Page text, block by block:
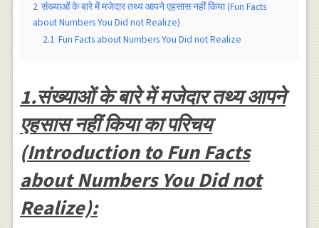
2 संख्याओं के बारे में मजेदार तथ्य आपने एहसास नहीं किया (Fun Facts
about Numbers You Did not Realize)
2.1 Fun Facts about Numbers You Did not Realize
1.संख्याओं के बारे में मजेदार तथ्य आपने
एहसास नहीं किया का परिचय
(Introduction to Fun Facts
about Numbers You Did not
Realize):